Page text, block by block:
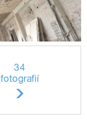
34
fotografií